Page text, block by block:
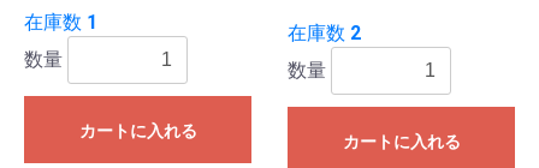
在庫数 1
数量
カートに入れる
在庫数 2
数量
カートに入れる